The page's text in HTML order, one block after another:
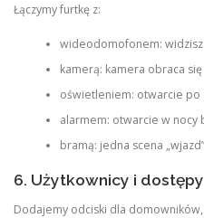
Łączymy furtkę z:
wideodomofonem:
kamerą: kamera obraca
oświetleniem: otwarcie po
alarmem: otwarcie w nocy
bramą: jedna scena
6. Użytkownicy i dostępy
Dodajemy odciski dla